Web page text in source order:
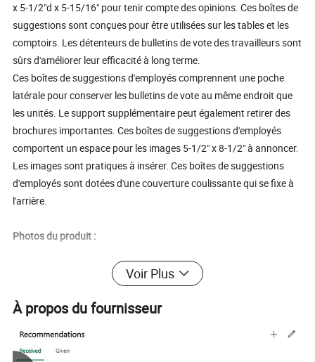
x 5-1/2"d x 5-15/16" pour tenir compte des opinions. Ces boîtes de
suggestions sont conçues pour être utilisées sur les tables et les
comptoirs. Les détenteurs de bulletins de vote des travailleurs sont
sûrs d'améliorer leur efficacité à long terme.
Ces boîtes de suggestions d'employés comprennent une poche
latérale pour conserver les bulletins de vote au même endroit que
les unités. Le support supplémentaire peut également retirer des
brochures importantes. Ces boîtes de suggestions d'employés
comportent un espace pour les images 5-1/2" x 8-1/2" à annoncer.
Les images sont pratiques à insérer. Ces boîtes de suggestions
d'employés sont dotées d'une couverture coulissante qui se fixe à
l'arrière.
Photos du produit :
Voir Plus
À propos du fournisseur